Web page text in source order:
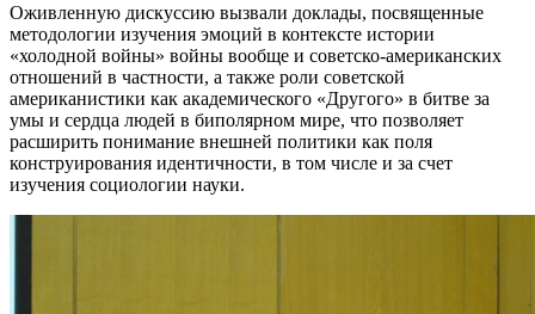
Оживленную дискуссию вызвали доклады, посвященные
методологии изучения эмоций в контексте истории
«холодной войны» войны вообще и советско-американских
отношений в частности, а также роли советской
американистики как академического «Другого» в битве за
умы и сердца людей в биполярном мире, что позволяет
расширить понимание внешней политики как поля
конструирования идентичности, в том числе и за счет
изучения социологии науки.